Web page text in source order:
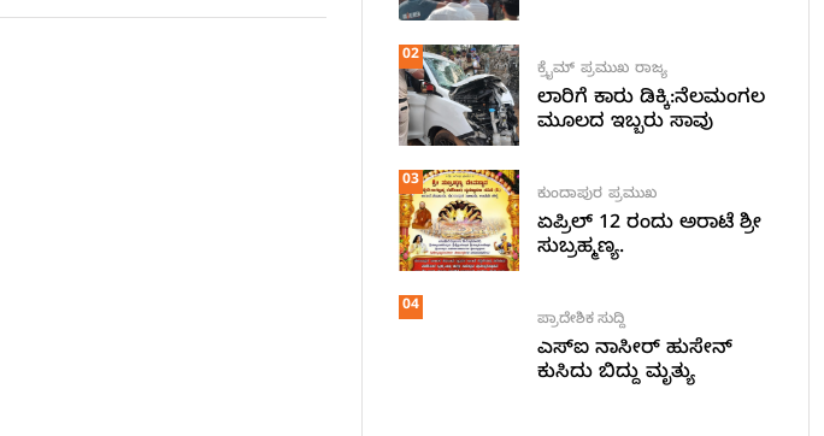
02
ಕ್ರೈಮ್ ಪ್ರಮುಖ ರಾಜ್ಯ
ಲಾರಿಗೆ ಕಾರು ಡಿಕ್ಕಿ:ನೆಲಮಂಗಲ
ಮೂಲದ ಇಬ್ಬರು ಸಾವು
03
ಕುಂದಾಪುರ ಪ್ರಮುಖ
ಏಪ್ರಿಲ್ 12 ರಂದು ಅರಾಟೆ ಶ್ರೀ
ಸುಬ್ರಹ್ಮಣ್ಯ.
04
ಪ್ರಾದೇಶಿಕ ಸುದ್ದಿ
ಎಸ್ಐ ನಾಸೀರ್ ಹುಸೇನ್
ಕುಸಿದು ಬಿದ್ದು ಮೃತ್ಯು